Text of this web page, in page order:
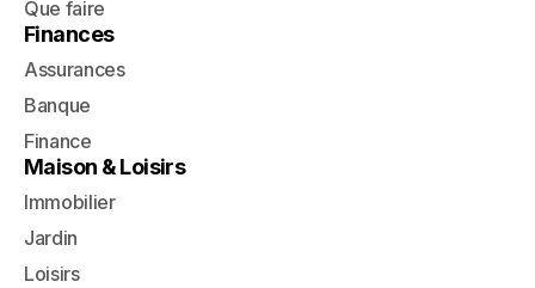
Que faire
Finances
Assurances
Banque
Finance
Maison & Loisirs
Immobilier
Jardin
Loisirs